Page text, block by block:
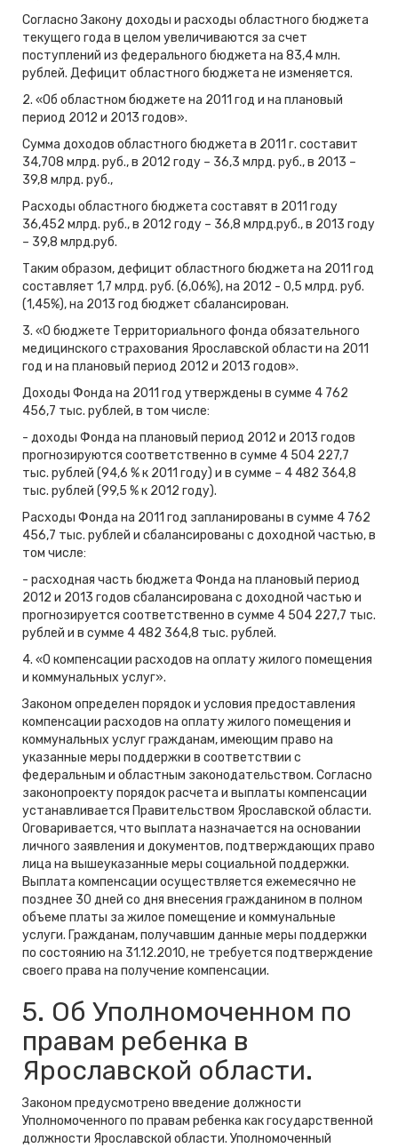
Согласно Закону доходы и расходы областного бюджета
текущего года в целом увеличиваются за счет
поступлений из федерального бюджета на 83,4 млн.
рублей. Дефицит областного бюджета не изменяется.
2. «Об областном бюджете на 2011 год и на плановый
период 2012 и 2013 годов».
Сумма доходов областного бюджета в 2011 г. составит
34,708 млрд. руб., в 2012 году – 36,3 млрд. руб., в 2013 –
39,8 млрд. руб.,
Расходы областного бюджета составят в 2011 году
36,452 млрд. руб., в 2012 году – 36,8 млрд.руб., в 2013 году
– 39,8 млрд.руб.
Таким образом, дефицит областного бюджета на 2011 год
составляет 1,7 млрд. руб. (6,06%), на 2012 - 0,5 млрд. руб.
(1,45%), на 2013 год бюджет сбалансирован.
3. «О бюджете Территориального фонда обязательного
медицинского страхования Ярославской области на 2011
год и на плановый период 2012 и 2013 годов».
Доходы Фонда на 2011 год утверждены в сумме 4 762
456,7 тыс. рублей, в том числе:
- доходы Фонда на плановый период 2012 и 2013 годов
прогнозируются соответственно в сумме 4 504 227,7
тыс. рублей (94,6 % к 2011 году) и в сумме – 4 482 364,8
тыс. рублей (99,5 % к 2012 году).
Расходы Фонда на 2011 год запланированы в сумме 4 762
456,7 тыс. рублей и сбалансированы с доходной частью, в
том числе:
- расходная часть бюджета Фонда на плановый период
2012 и 2013 годов сбалансирована с доходной частью и
прогнозируется соответственно в сумме 4 504 227,7 тыс.
рублей и в сумме 4 482 364,8 тыс. рублей.
4. «О компенсации расходов на оплату жилого помещения
и коммунальных услуг».
Законом определен порядок и условия предоставления
компенсации расходов на оплату жилого помещения и
коммунальных услуг гражданам, имеющим право на
указанные меры поддержки в соответствии с
федеральным и областным законодательством. Согласно
законопроекту порядок расчета и выплаты компенсации
устанавливается Правительством Ярославской области.
Оговаривается, что выплата назначается на основании
личного заявления и документов, подтверждающих право
лица на вышеуказанные меры социальной поддержки.
Выплата компенсации осуществляется ежемесячно не
позднее 30 дней со дня внесения гражданином в полном
объеме платы за жилое помещение и коммунальные
услуги. Гражданам, получавшим данные меры поддержки
по состоянию на 31.12.2010, не требуется подтверждение
своего права на получение компенсации.
5. Об Уполномоченном по
правам ребенка в
Ярославской области.
Законом предусмотрено введение должности
Уполномоченного по правам ребенка как государственной
должности Ярославской области. Уполномоченный